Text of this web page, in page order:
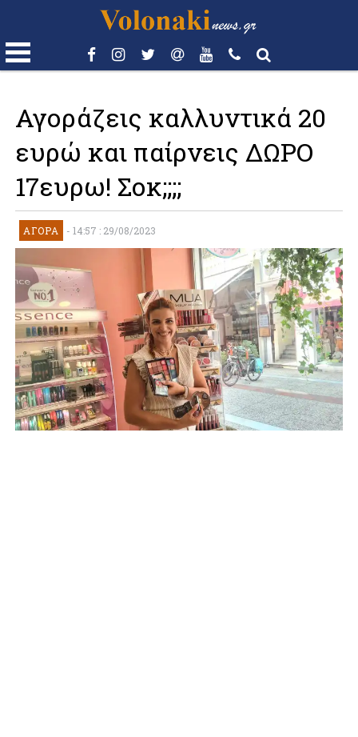
Αγοράζεις καλλυντικά 20
ευρώ και παίρνεις ΔΩΡΟ
17ευρω! Σοκ;;;;
ΑΓΟΡΆ - 14:57 : 29/08/2023